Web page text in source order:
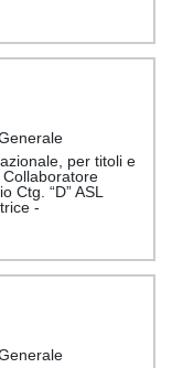
per titoli e
Ctg. “D” ASL
-